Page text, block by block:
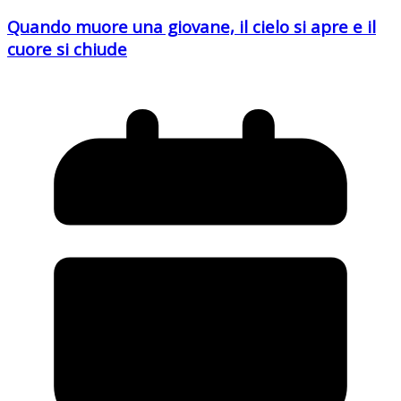
Quando muore una giovane, il cielo si apre e il
cuore si chiude